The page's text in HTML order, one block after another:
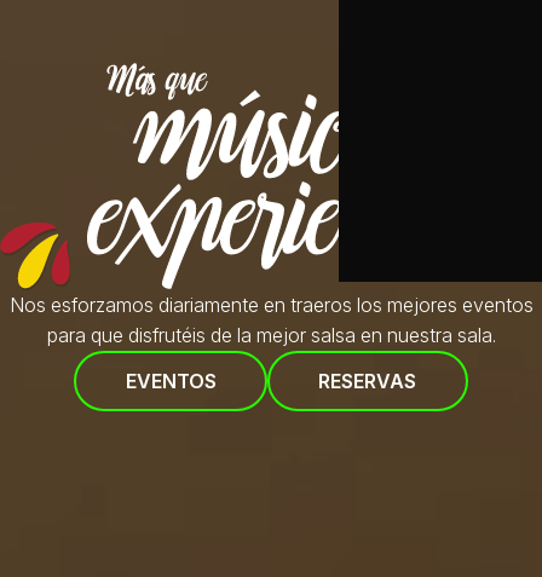
Nos esforzamos diariamente en traeros los mejores eventos
para que disfrutéis de la mejor salsa en nuestra sala.
EVENTOS
RESERVAS